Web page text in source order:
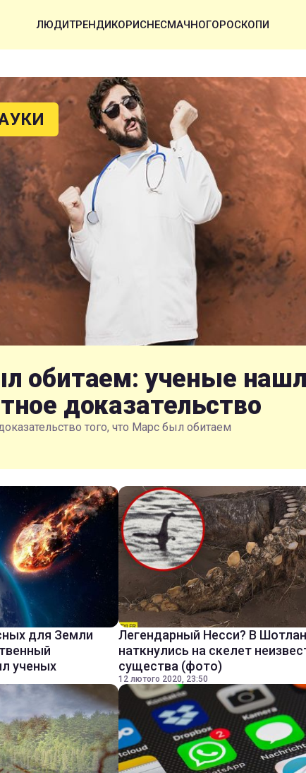
ЛЮДИТРЕНДИКОРИСНЕСМАЧНОГОРОСКОПИ
обитаем: ученые
доказательство
того, что Марс был обитаем
для Земли
ученых
Легендарный Несси? В
наткнулись на скелет
существа (фото)
12 лютого 2020, 23:50